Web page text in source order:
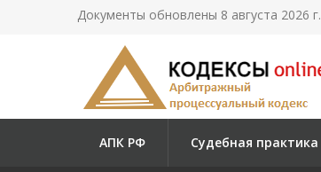
Документы обновлены 8 августа 2026 г.
АПК РФ Судебная практика